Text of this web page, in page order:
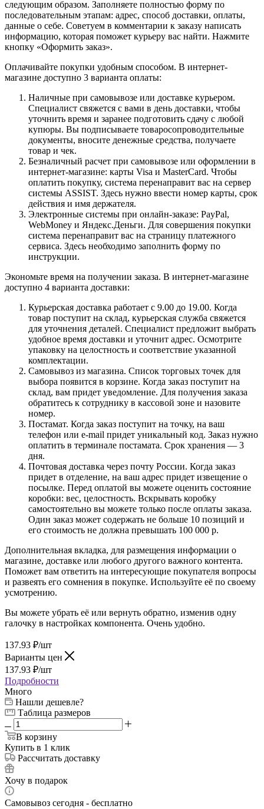
следующим образом. Заполняете полностью форму по
последовательным этапам: адрес, способ доставки, оплаты,
данные о себе. Советуем в комментарии к заказу написать
информацию, которая поможет курьеру вас найти. Нажмите
кнопку «Оформить заказ».
Оплачивайте покупки удобным способом. В интернет-
магазине доступно 3 варианта оплаты:
Наличные при самовывозе или доставке курьером.
Специалист свяжется с вами в день доставки, чтобы
уточнить время и заранее подготовить сдачу с любой
купюры. Вы подписываете товаросопроводительные
документы, вносите денежные средства, получаете
товар и чек.
Безналичный расчет при самовывозе или оформлении в
интернет-магазине: карты Visa и MasterCard. Чтобы
оплатить покупку, система перенаправит вас на сервер
системы ASSIST. Здесь нужно ввести номер карты, срок
действия и имя держателя.
Электронные системы при онлайн-заказе: PayPal,
WebMoney и Яндекс.Деньги. Для совершения покупки
система перенаправит вас на страницу платежного
сервиса. Здесь необходимо заполнить форму по
инструкции.
Экономьте время на получении заказа. В интернет-магазине
доступно 4 варианта доставки:
Курьерская доставка работает с 9.00 до 19.00. Когда
товар поступит на склад, курьерская служба свяжется
для уточнения деталей. Специалист предложит выбрать
удобное время доставки и уточнит адрес. Осмотрите
упаковку на целостность и соответствие указанной
комплектации.
Самовывоз из магазина. Список торговых точек для
выбора появится в корзине. Когда заказ поступит на
склад, вам придет уведомление. Для получения заказа
обратитесь к сотруднику в кассовой зоне и назовите
номер.
Постамат. Когда заказ поступит на точку, на ваш
телефон или e-mail придет уникальный код. Заказ нужно
оплатить в терминале постамата. Срок хранения — 3
дня.
Почтовая доставка через почту России. Когда заказ
придет в отделение, на ваш адрес придет извещение о
посылке. Перед оплатой вы можете оценить состояние
коробки: вес, целостность. Вскрывать коробку
самостоятельно вы можете только после оплаты заказа.
Один заказ может содержать не больше 10 позиций и
его стоимость не должна превышать 100 000 р.
Дополнительная вкладка, для размещения информации о
магазине, доставке или любого другого важного контента.
Поможет вам ответить на интересующие покупателя вопросы
и развеять его сомнения в покупке. Используйте её по своему
усмотрению.
Вы можете убрать её или вернуть обратно, изменив одну
галочку в настройках компонента. Очень удобно.
137.93 ₽/шт
Варианты цен
137.93 ₽/шт
Подробности
Много
Нашли дешевле?
Таблица размеров
В корзину
Купить в 1 клик
Рассчитать доставку
Хочу в подарок
Самовывоз сегодня - бесплатно